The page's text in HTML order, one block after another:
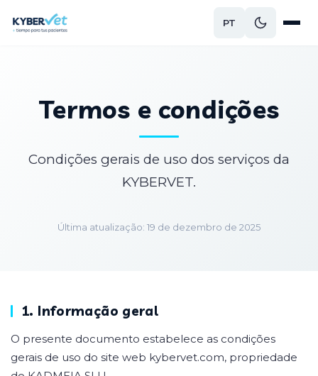
PT
Termos e condições
Condições gerais de uso dos serviços da
KYBERVET.
Última atualização: 19 de dezembro de 2025
1. Informação geral
O presente documento estabelece as condições
gerais de uso do site web kybervet.com, propriedade